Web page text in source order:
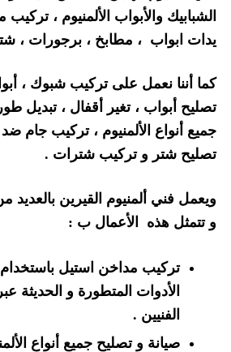
الشبابيك والأبواب الألمنيوم ،
يدات ابواب ، مطابخ ، برجورات ،
كما أننا نعمل على تركيب شبوك ،
تصليح أبواب ، تغير أقفال ، تبديل
جميع أنواع الألمنيوم ، تركيب جام
تصليح شتر و تركيب شترات .
ويعمل فني ألمنيوم القيرين بالعديد
و تتمثل هذه الأعمال ب :
تركيب مداخن استيل
الأدوات المتطورة و الحديثة
الفنيين .
صيانة و تصليح جميع أنواع